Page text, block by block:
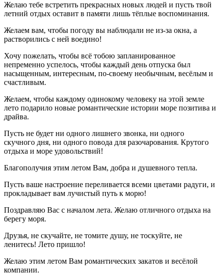
Желаю тебе встретить прекрасных новых людей и пусть твой
летний отдых оставит в памяти лишь тёплые воспоминания.
Желаем вам, чтобы погоду вы наблюдали не из-за окна, а
растворились с ней воедино!
Хочу пожелать, чтобы всё тобою запланированное
непременно успелось, чтобы каждый день отпуска был
насыщенным, интересным, по-своему необычным, весёлым и
счастливым.
Желаем, чтобы каждому одинокому человеку на этой земле
лето подарило новые романтические истории море позитива и
драйва.
Пусть не будет ни одного лишнего звонка, ни одного
скучного дня, ни одного повода для разочарования. Крутого
отдыха и море удовольствий!
Благополучия этим летом Вам, добра и душевного тепла.
Пусть ваше настроение переливается всеми цветами радуги, и
прокладывает вам лучистый путь к морю!
Поздравляю Вас с началом лета. Желаю отличного отдыха на
берегу моря.
Друзья, не скучайте, не томите душу, не тоскуйте, не
ленитесь! Лето пришло!
Желаю этим летом Вам романтических закатов и весёлой
компании.